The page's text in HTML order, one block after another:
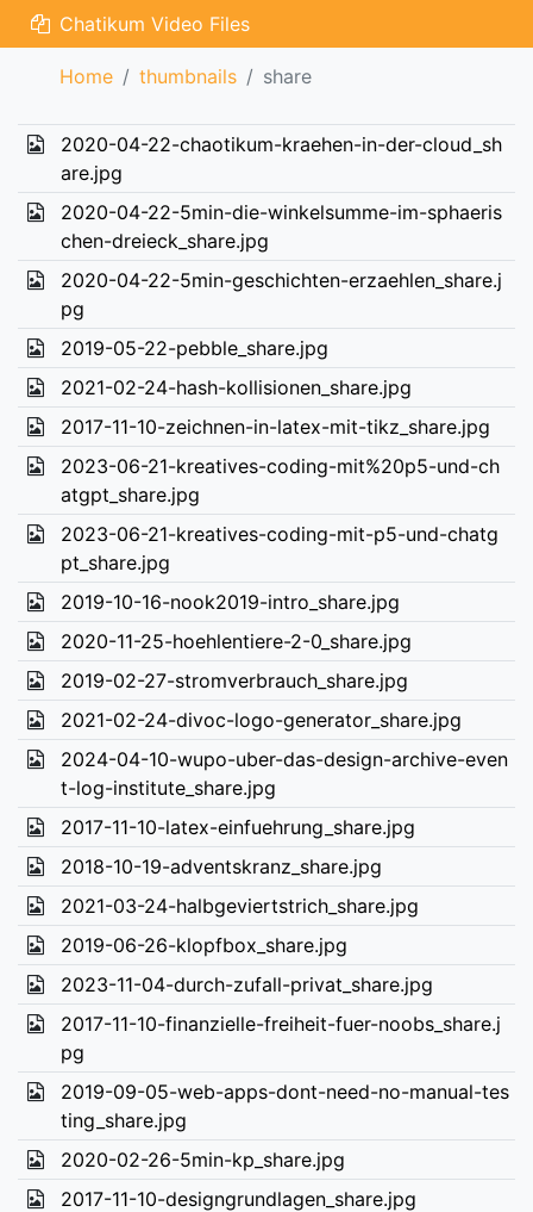
Chatikum Video Files
Home thumbnails share
2020-04-22-chaotikum-kraehen-in-der-cloud_sh
are.jpg
2020-04-22-5min-die-winkelsumme-im-sphaeris
chen-dreieck_share.jpg
2020-04-22-5min-geschichten-erzaehlen_share.j
pg
2019-05-22-pebble_share.jpg
2021-02-24-hash-kollisionen_share.jpg
2017-11-10-zeichnen-in-latex-mit-tikz_share.jpg
2023-06-21-kreatives-coding-mit%20p5-und-ch
atgpt_share.jpg
2023-06-21-kreatives-coding-mit-p5-und-chatg
pt_share.jpg
2019-10-16-nook2019-intro_share.jpg
2020-11-25-hoehlentiere-2-0_share.jpg
2019-02-27-stromverbrauch_share.jpg
2021-02-24-divoc-logo-generator_share.jpg
2024-04-10-wupo-uber-das-design-archive-even
t-log-institute_share.jpg
2017-11-10-latex-einfuehrung_share.jpg
2018-10-19-adventskranz_share.jpg
2021-03-24-halbgeviertstrich_share.jpg
2019-06-26-klopfbox_share.jpg
2023-11-04-durch-zufall-privat_share.jpg
2017-11-10-finanzielle-freiheit-fuer-noobs_share.j
pg
2019-09-05-web-apps-dont-need-no-manual-tes
ting_share.jpg
2020-02-26-5min-kp_share.jpg
2017-11-10-designgrundlagen_share.jpg